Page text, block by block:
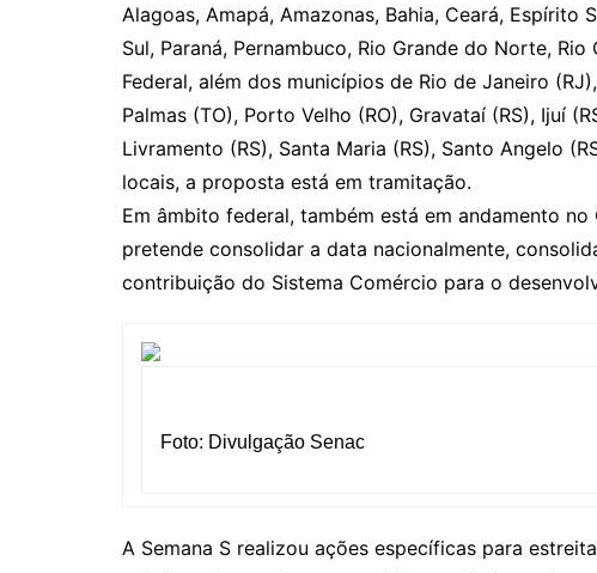
Alagoas, Amapá, Amazonas, Bahia, Ceará, Espírito
Sul, Paraná, Pernambuco, Rio Grande do Norte,
Federal, além dos municípios de Rio de Janeiro
Palmas (TO), Porto Velho (RO), Gravataí (RS), Ijuí
Livramento (RS), Santa Maria (RS), Santo Angelo
locais, a proposta está em tramitação.
Em âmbito federal, também está em andamento
pretende consolidar a data nacionalmente,
contribuição do Sistema Comércio para o
Foto: Divulgação Senac
A Semana S realizou ações específicas para